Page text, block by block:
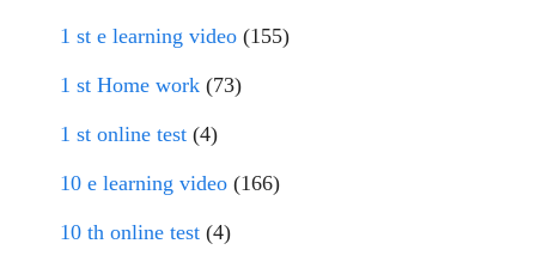
1 st e learning video (155)
1 st Home work (73)
1 st online test (4)
10 e learning video (166)
10 th online test (4)